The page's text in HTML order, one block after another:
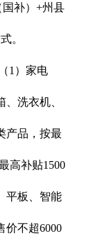
国补）+州县
。
1）家电
洗衣机、
产品，按最
高补贴1500
平板、智能
价不超6000